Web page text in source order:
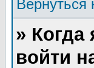
Вернуться
»
войти